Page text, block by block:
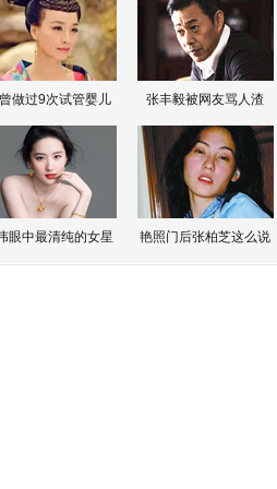
做过9次试管婴儿 张丰毅被网友骂人渣
眼中最清纯的女星 艳照门后张柏芝这么说